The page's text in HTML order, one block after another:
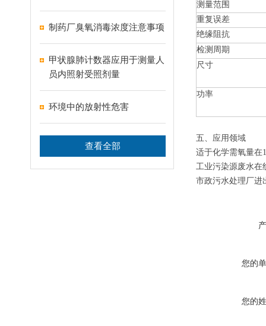
制药厂臭氧消毒浓度注意事项
甲状腺肺计数器应用于测量人
员内照射受照剂量
环境中的放射性危害
查看全部
测量范围
重复误差
绝缘阻抗
检测周期
尺寸
功率
五、应用领域
适于化学需氧量在
工业污染源废水在
市政污水处理厂进
您的
您的